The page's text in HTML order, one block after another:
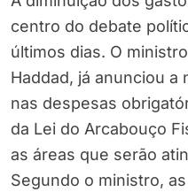
centro do debate
últimos dias. O
Haddad, já anunciou
nas despesas
da Lei do Arcabouço
as áreas que serão
Segundo o ministro,